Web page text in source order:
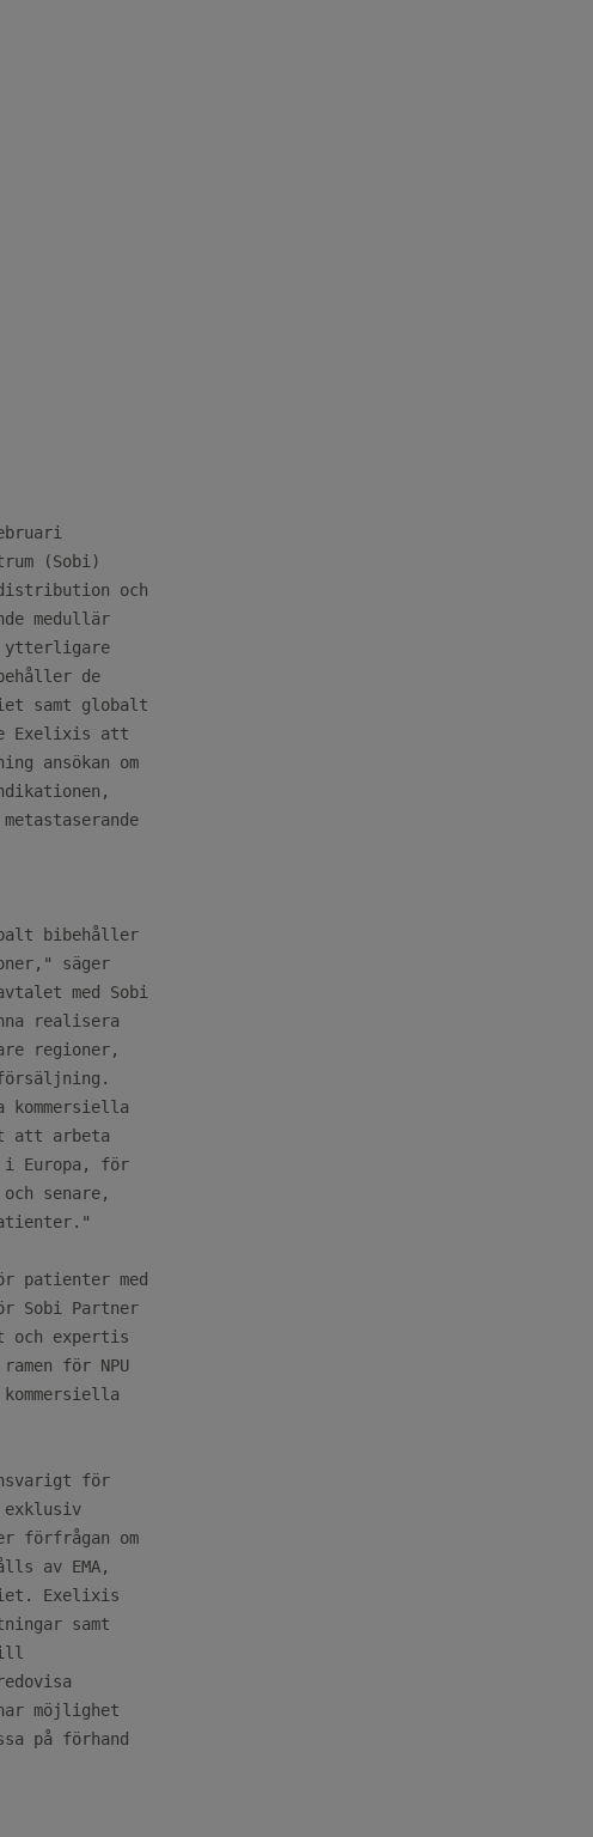
(Sobi)
och
medullär
ytterligare
de
samt globalt
Exelixis att
ansökan om
bibehåller
säger
med Sobi
realisera
regioner,
att arbeta
i Europa, för
senare,
patienter med
Sobi Partner
och expertis
för NPU
för
exklusiv
förfrågan om
av EMA,
Exelixis
samt
möjlighet
på förhand